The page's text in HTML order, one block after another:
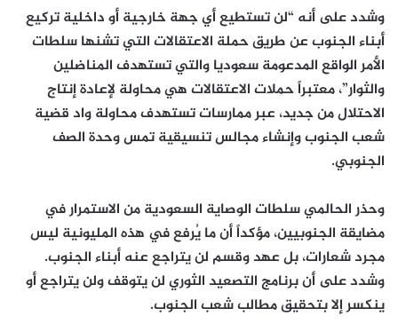
وشدد على أنه “لن تستطيع أي جهة خارجية أو داخلية تركيع
أبناء الجنوب عن طريق حملة الاعتقالات التي تشنها سلطات
الأمر الواقع المدعومة سعوديا والتي تستهدف المناضلين
والثوار”، معتبراً حملات الاعتقالات هي محاولة لإعادة إنتاج
الاحتلال من جديد، عبر ممارسات تستهدف محاولة واد قضية
شعب الجنوب وإنشاء مجالس تنسيقية تمس وحدة الصف
الجنوبي.
وحذر الحالمي سلطات الوصاية السعودية من الاستمرار في
مضايقة الجنوبيين، مؤكداً أن ما يُرفع في هذه المليونية ليس
مجرد شعارات، بل عهد وقسم لن يتراجع عنه أبناء الجنوب.
وشدد على أن برنامج التصعيد الثوري لن يتوقف ولن يتراجع أو
ينكسر إلا بتحقيق مطالب شعب الجنوب.